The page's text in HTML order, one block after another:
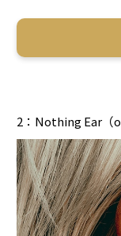
2：Nothing Ear（